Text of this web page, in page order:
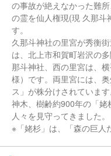
の事故が絶えなかった難
の霊を仙人権現(現 久那斗
す。
久那斗神社の里宮が秀衡
は、北上市和賀町岩沢の
那斗神社、西の里宮は、
様）です。両里宮には、
ス」が株分けされています
神木、樹齢約900年の「姥
人々を見守ってきました。
※「姥杉」は、「森の巨人